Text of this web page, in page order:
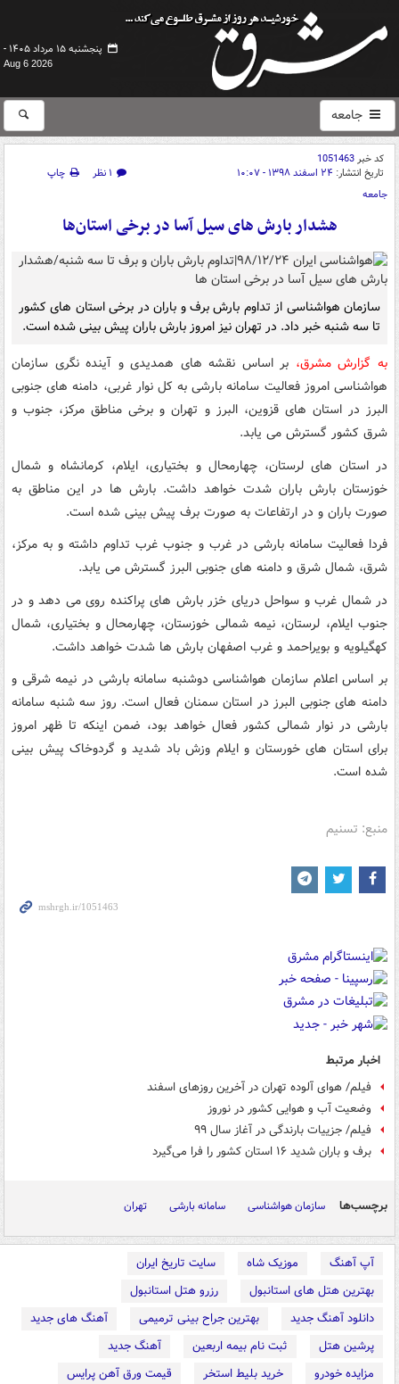
پنجشنبه ۱۵ مرداد ۱۴۰۵ -
Aug 6 2026
جامعه
کد خبر1051463
تاریخ انتشار: ۲۴ اسفند ۱۳۹۸ - ۱۰:۰۷ ۱ نظر
چاپ
جامعه
هشدار بارش های سیل آسا در برخی استان‌ها
سازمان هواشناسی از تداوم بارش برف و باران در برخی استان های کشور
تا سه شنبه خبر داد. در تهران نیز امروز بارش باران پیش بینی شده است.
به گزارش مشرق، بر اساس نقشه های همدیدی و آینده نگری سازمان
هواشناسی امروز فعالیت سامانه بارشی به کل نوار غربی، دامنه های جنوبی
البرز در استان های قزوین، البرز و تهران و برخی مناطق مرکز، جنوب و
شرق کشور گسترش می یابد.
در استان های لرستان، چهارمحال و بختیاری، ایلام، کرمانشاه و شمال
خوزستان بارش باران شدت خواهد داشت. بارش ها در این مناطق به
صورت باران و در ارتفاعات به صورت برف پیش بینی شده است.
فردا فعالیت سامانه بارشی در غرب و جنوب غرب تداوم داشته و به مرکز،
شرق، شمال شرق و دامنه های جنوبی البرز گسترش می یابد.
در شمال غرب و سواحل دریای خزر بارش های پراکنده روی می دهد و در
جنوب ایلام، لرستان، نیمه شمالی خوزستان، چهارمحال و بختیاری، شمال
کهگیلویه و بویراحمد و غرب اصفهان بارش ها شدت خواهد داشت.
بر اساس اعلام سازمان هواشناسی دوشنبه سامانه بارشی در نیمه شرقی و
دامنه های جنوبی البرز در استان سمنان فعال است. روز سه شنبه سامانه
بارشی در نوار شمالی کشور فعال خواهد بود، ضمن اینکه تا ظهر امروز
برای استان های خورستان و ایلام وزش باد شدید و گردوخاک پیش بینی
شده است.
منبع: تسنیم
اخبار مرتبط
فیلم/ هوای آلوده تهران در آخرین روزهای اسفند
وضعیت آب و هوایی کشور در نوروز
فیلم/ جزییات بارندگی در آغاز سال ۹۹
برف و باران شدید ۱۶ استان کشور را فرا می‌گیرد
برچسب‌ها سازمان هواشناسی سامانه بارشی تهران
آپ آهنگ موزیک شاه
سایت تاریخ ایران
بهترین هتل های استانبول
رزرو هتل استانبول
دانلود آهنگ جدید
بهترین جراح بینی ترمیمی
آهنگ های جدید
پرشین هتل
ثبت نام بیمه اربعین
آهنگ جدید
مزایده خودرو
خرید بلیط استخر
قیمت ورق آهن پرایس